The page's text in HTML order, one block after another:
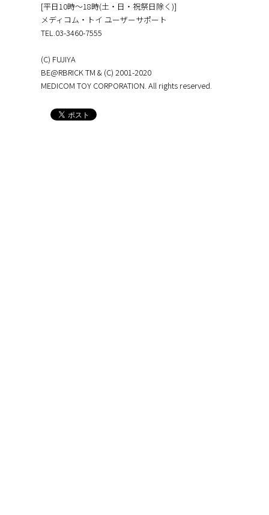
[平日10時～18時(土・日・祝祭日除く)]
メディコム・トイ ユーザーサポート
TEL.03-3460-7555
(C) FUJIYA
BE@RBRICK TM & (C) 2001-2020
MEDICOM TOY CORPORATION. All rights reserved.